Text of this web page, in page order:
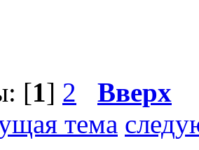
[1] 2
Вверх
тема